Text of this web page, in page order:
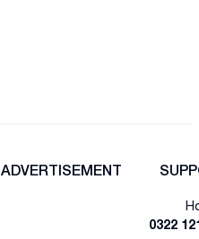
ADVERTISEMENT
0322